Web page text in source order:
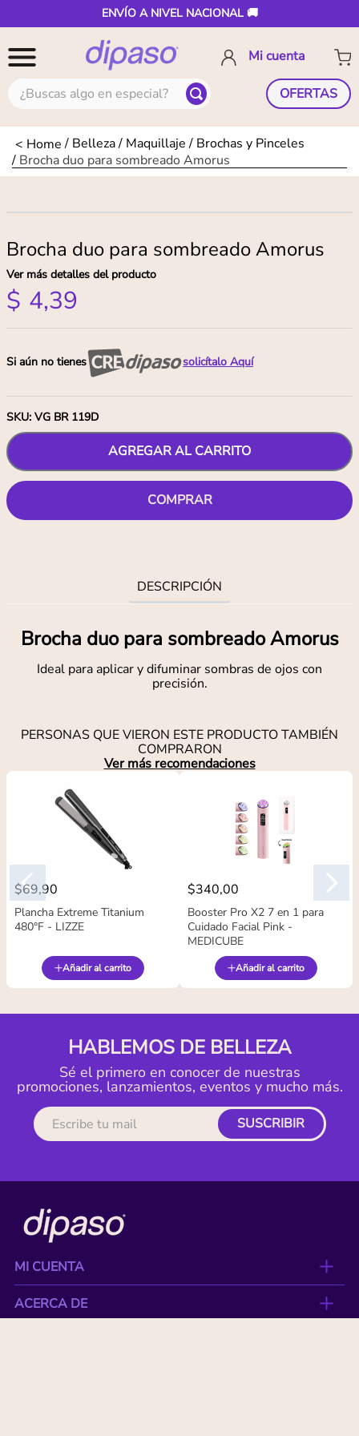
ENVÍO A NIVEL NACIONAL 🚚
¿Buscas algo en especial? OFERTAS
Belleza Maquillaje
Brochas y Pinceles
Brocha duo para sombreado Amorus
Brocha duo para sombreado Amorus
Ver más detalles del producto
$ 4,39
Si aún no tienes solicítalo Aquí
SKU: VG BR 119D
AGREGAR AL CARRITO
COMPRAR
DESCRIPCIÓN
Brocha duo para sombreado Amorus
Ideal para aplicar y difuminar sombras de ojos con
precisión.
PERSONAS QUE VIERON ESTE PRODUCTO TAMBIÉN
COMPRARON
Ver más recomendaciones
$69,90
Plancha Extreme Titanium
480°F - LIZZE
Añadir al carrito
$340,00
Booster Pro X2 7 en 1 para
Cuidado Facial Pink -
MEDICUBE
Añadir al carrito
HABLEMOS DE BELLEZA
Sé el primero en conocer de nuestras
promociones, lanzamientos, eventos y mucho más.
SUSCRIBIR
MI CUENTA
ACERCA DE